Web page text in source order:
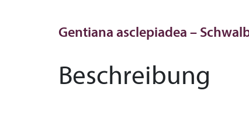
Gentiana asclepiadea –
Beschreibung